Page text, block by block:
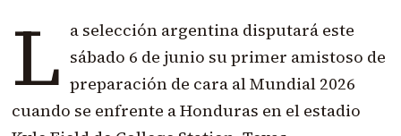
L a selección argentina disputará este
sábado 6 de junio su primer amistoso de
preparación de cara al Mundial 2026
cuando se enfrente a Honduras en el estadio